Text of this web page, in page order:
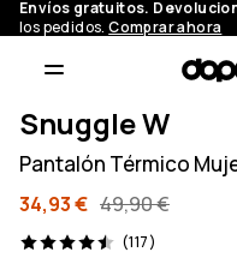
Envíos gratuitos.
los pedidos.Comprar ahora
Snuggle W
Pantalón Térmico
34,93 € 49,90 €
(117)
117 opiniones, 4.5/5